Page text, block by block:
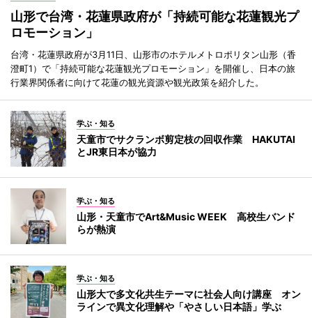
山形で台湾・花蓮県政府が「持続可能な花蓮観光プ
ロモーション」
台湾・花蓮県政府が3月11日、山形市のホテルメトロポリタン山形（香
澄町1）で「持続可能な花蓮観光プロモーション」を開催し、日本の旅
行業界関係者に向けて花蓮の観光資源や観光政策を紹介した。
学ぶ・知る
天童市でサクランボ剪定枝の回収作業 HAKUTAI
とJR東日本が協力
学ぶ・知る
山形・天童市でArt&Music WEEK 高校生バンド
らが熱演
学ぶ・知る
山形大で多文化共生テーマに社会人向け講座 オン
ラインで異文化理解や「やさしい日本語」学ぶ